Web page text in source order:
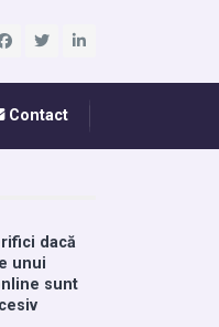
Contact
dacă
unui
sunt